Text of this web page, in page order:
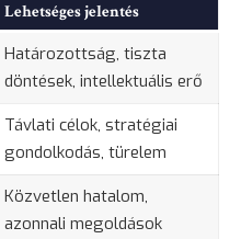
Lehetséges jelentés
Határozottság, tiszta
döntések, intellektuális erő
Távlati célok, stratégiai
gondolkodás, türelem
Közvetlen hatalom,
azonnali megoldások